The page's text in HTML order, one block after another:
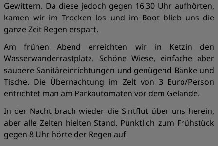
Gewittern. Da diese jedoch gegen 16:30 Uhr aufhörten,
kamen wir im Trocken los und im Boot blieb uns die
ganze Zeit Regen erspart.
Am frühen Abend erreichten wir in Ketzin den
Wasserwanderrastplatz. Schöne Wiese, einfache aber
saubere Sanitäreinrichtungen und genügend Bänke und
Tische. Die Übernachtung im Zelt von 3 Euro/Person
entrichtet man am Parkautomaten vor dem Gelände.
In der Nacht brach wieder die Sintflut über uns herein,
aber alle Zelten hielten Stand. Pünktlich zum Frühstück
gegen 8 Uhr hörte der Regen auf.